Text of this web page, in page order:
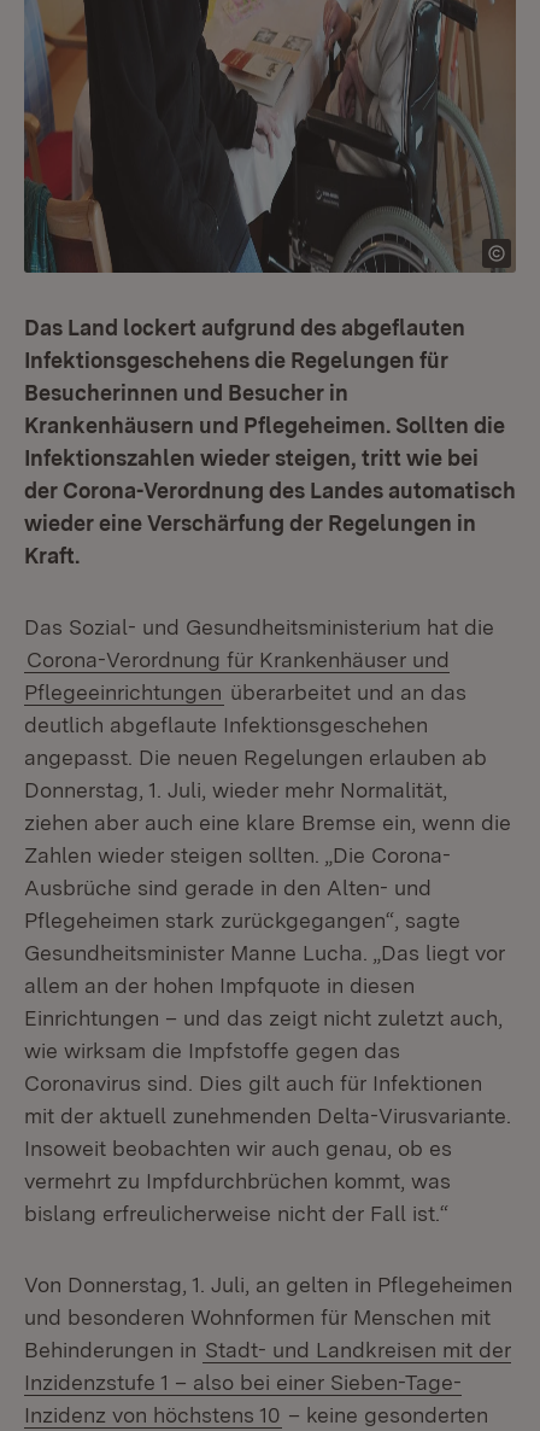
Das Land lockert aufgrund des abgeflauten
Infektionsgeschehens die Regelungen für
Besucherinnen und Besucher in
Krankenhäusern und Pflegeheimen. Sollten die
Infektionszahlen wieder steigen, tritt wie bei
der Corona-Verordnung des Landes automatisch
wieder eine Verschärfung der Regelungen in
Kraft.
Das Sozial- und Gesundheitsministerium hat die
Corona-Verordnung für Krankenhäuser und
Pflegeeinrichtungen überarbeitet und an das
deutlich abgeflaute Infektionsgeschehen
angepasst. Die neuen Regelungen erlauben ab
Donnerstag, 1. Juli, wieder mehr Normalität,
ziehen aber auch eine klare Bremse ein, wenn die
Zahlen wieder steigen sollten. „Die Corona-
Ausbrüche sind gerade in den Alten- und
Pflegeheimen stark zurückgegangen“, sagte
Gesundheitsminister Manne Lucha. „Das liegt vor
allem an der hohen Impfquote in diesen
Einrichtungen – und das zeigt nicht zuletzt auch,
wie wirksam die Impfstoffe gegen das
Coronavirus sind. Dies gilt auch für Infektionen
mit der aktuell zunehmenden Delta-Virusvariante.
Insoweit beobachten wir auch genau, ob es
vermehrt zu Impfdurchbrüchen kommt, was
bislang erfreulicherweise nicht der Fall ist.“
Von Donnerstag, 1. Juli, an gelten in Pflegeheimen
und besonderen Wohnformen für Menschen mit
Behinderungen in Stadt- und Landkreisen mit der
Inzidenzstufe 1 – also bei einer Sieben-Tage-
Inzidenz von höchstens 10 – keine gesonderten